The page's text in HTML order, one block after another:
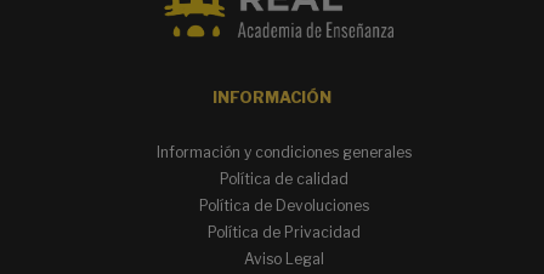
INFORMACIÓN
Información y condiciones generales
Política de calidad
Política de Devoluciones
Política de Privacidad
Aviso Legal